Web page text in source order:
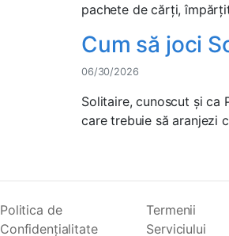
pachete de cărți,
Cum să joci
06/30/2026
Solitaire, cunoscut și ca
care trebuie să aranjezi
Politica de
Confidențialitate
Termenii
Serviciului